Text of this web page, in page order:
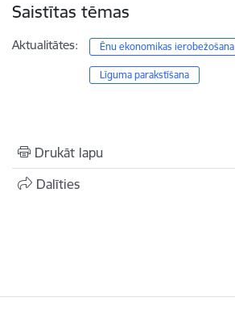
Saistītas tēmas
Aktualitātes: Ēnu ekonomikas ierobežošana
Līguma parakstīšana
Drukāt lapu
Dalīties